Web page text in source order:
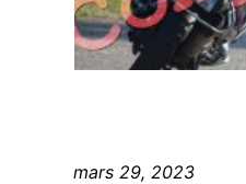
mars 29, 2023